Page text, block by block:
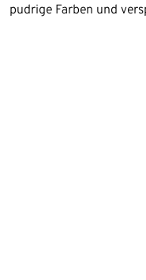
pudrige Farben und